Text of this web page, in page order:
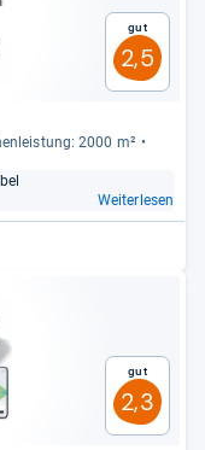
Gut
2,5
2000 m²
Weiterlesen
Gut
2,3